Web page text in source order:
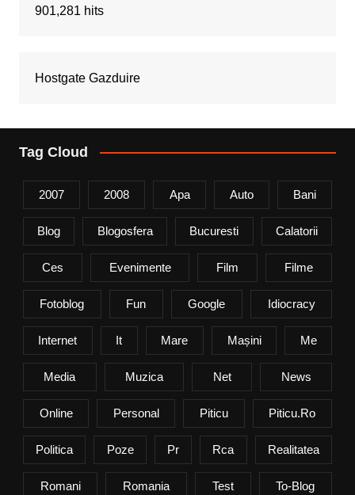
901,281 hits
Hostgate Gazduire
Tag Cloud
2007 2008 Apa Auto Bani
Blog Blogosfera Bucuresti Calatorii
Ces Evenimente Film Filme
Fotoblog Fun Google Idiocracy
Internet It Mare Mașini Me
Media Muzica Net News
Online Personal Piticu Piticu.ro
Politica Poze Pr Rca Realitatea
Romani Romania Test To-Blog